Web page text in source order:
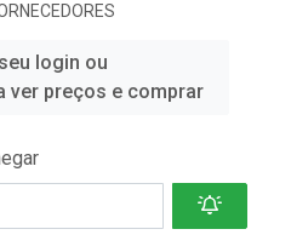
login ou
ver preços e comprar